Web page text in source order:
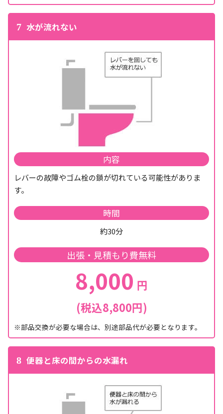
7 水が流れない
内容
レバーの故障やゴム栓の鎖が切れている可能性がありま
す。
時間
約30分
出張・見積もり費無料
8,000 円
(税込8,800円)
※部品交換が必要な場合は、別途部品代が必要となります。
8 便器と床の間からの水漏れ